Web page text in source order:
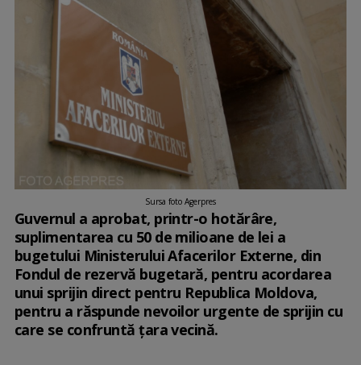
Sursa foto Agerpres
Guvernul a aprobat, printr-o hotărâre,
suplimentarea cu 50 de milioane de lei a
bugetului Ministerului Afacerilor Externe, din
Fondul de rezervă bugetară, pentru acordarea
unui sprijin direct pentru Republica Moldova,
pentru a răspunde nevoilor urgente de sprijin cu
care se confruntă ţara vecină.